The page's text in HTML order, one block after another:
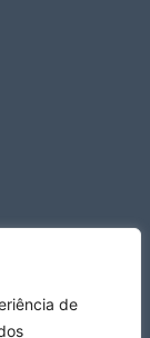
de